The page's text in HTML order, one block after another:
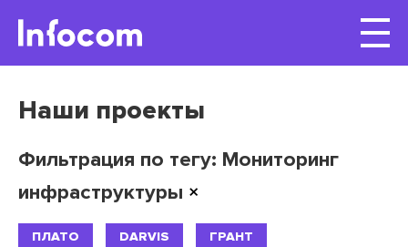
Наши проекты
Фильтрация по тегу: Мониторинг
инфраструктуры ×
ПЛАТО DARVIS ГРАНТ